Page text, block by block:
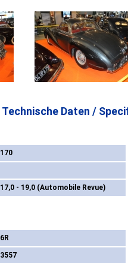
Technische Daten /
170
17,0 - 19,0 (Automobile Revue)
6R
3557